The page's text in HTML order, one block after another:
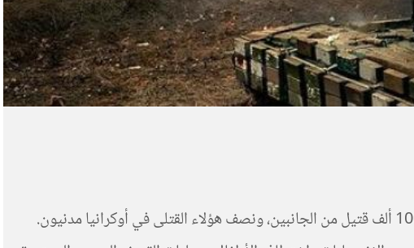
أدى غزو روسيا لأوكرانيا، الفظيع وعديم المُبرر، الذي قرره بوتين يوم 24 فبراير 2022، وما سبب من حرب، إلى سقوط 100 ألف قتيل من الجانبين، ونصف هؤلاء القتلى في أوكرانيا مدنيون.